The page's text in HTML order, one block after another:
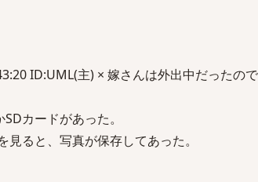
ID:UML(主) × 嫁さんは外出中だったの
カードがあった。
ると、写真が保存してあった。